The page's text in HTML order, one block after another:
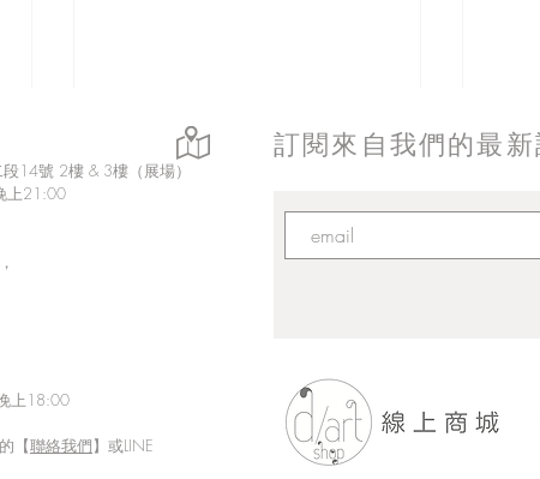
訂閱來自我們的最
14號 2樓 & 3樓（展場）
上21:00
上18:00
【聯絡我們】或LINE